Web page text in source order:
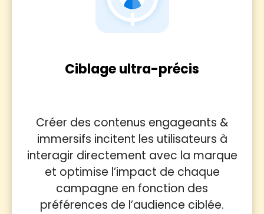
Ciblage ultra-précis
Créer des contenus engageants &
immersifs incitent les utilisateurs à
interagir directement avec la marque
et optimise l’impact de chaque
campagne en fonction des
préférences de l’audience ciblée.